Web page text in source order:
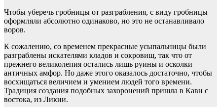
Чтобы уберечь гробницы от разграбления, с виду гробницы
оформляли абсолютно одинаково, но это не останавливало
воров.
К сожалению, со временем прекрасные усыпальницы были
разграблены искателями кладов и сокровищ, так что от
прежнего великолепия остались лишь руины и осколки
античных амфор. Но даже этого оказалось достаточно, чтобы
восхищаться величием и умением людей того времени.
Традиция создания подобных захоронений пришла в Кавн с
востока, из Ликии.